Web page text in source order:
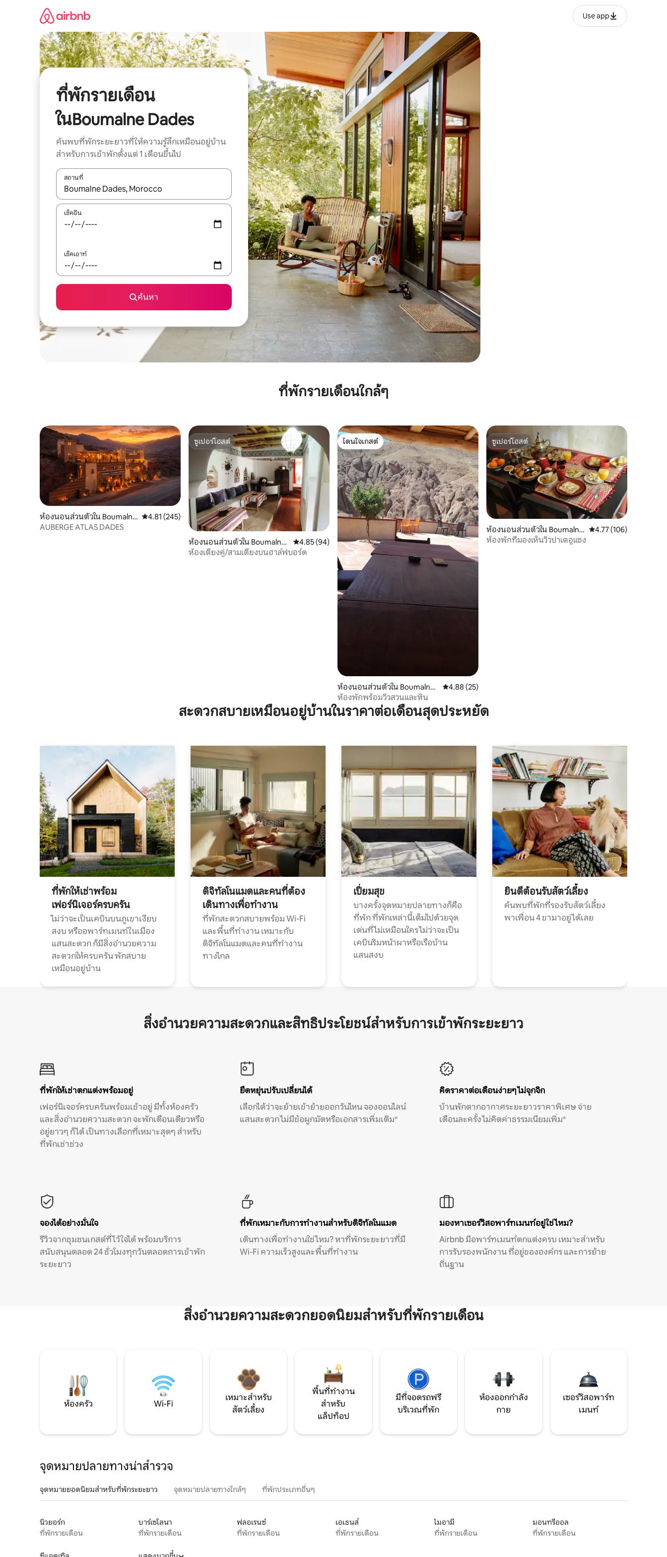
Use app
ที่พักรายเดือน
ในBoumalne Dades
ค้นพบที่พักระยะยาวที่ให้ความรู้สึกเหมือนอยู่บ้าน
สำหรับการเข้าพักตั้งแต่ 1 เดือนขึ้นไป
สถานที่
ใช้ลูกศรขึ้นลง หรือใช้การสัมผัสหรือปัด เพื่อสำรวจผลการค้นหา
เช็คอิน
เช็คเอาท์
ค้นหา
ที่พักรายเดือนใกล้ๆ
ห้องนอนส่วนตัวใน Boumalne
Dades
คะแนนเฉลี่ย 4.81 จาก 5, 245 รีวิว
4.81 (245)
AUBERGE ATLAS DADES
ซูเปอร์โฮสต์
ซูเปอร์โฮสต์
ห้องนอนส่วนตัวใน Boumalne
Dades
คะแนนเฉลี่ย 4.85 จาก 5, 94 รีวิว
4.85 (94)
ห้องเตียงคู่/สามเตียงบนฮาล์ฟบอร์ด
โดนใจเกสต์
โดนใจเกสต์
ห้องนอนส่วนตัวใน Boumalne
Dades
คะแนนเฉลี่ย 4.88 จาก 5, 25 รีวิว
4.88 (25)
ห้องพักพร้อมวิวสวนและหิน
ซูเปอร์โฮสต์
ซูเปอร์โฮสต์
ห้องนอนส่วนตัวใน Boumalne
Dades
คะแนนเฉลี่ย 4.77 จาก
4.77 (106)
ห้องพักที่มองเห็นวิวปาเตอูแซง
สะดวกสบายเหมือนอยู่บ้านในราคาต่อเดือนสุดประหยัด
ที่พักให้เช่าพร้อม
เฟอร์นิเจอร์ครบครัน
ไม่ว่าจะเป็นเคบินบนภูเขาเงียบ
สงบ หรืออพาร์ทเมนท์ในเมือง
แสนสะดวก ก็มีสิ่งอำนวยความ
สะดวกให้ครบครัน พักสบาย
เหมือนอยู่บ้าน
ดิจิทัลโนแมดและคนที่ต้อง
เดินทางเพื่อทำงาน
ที่พักสะดวกสบายพร้อม Wi-Fi
และพื้นที่ทำงาน เหมาะกับ
ดิจิทัลโนแมดและคนที่ทำงาน
ทางไกล
เปี่ยมสุข
บางครั้งจุดหมายปลายทางก็คือ
ที่พัก ที่พักเหล่านี้เต็มไปด้วยจุด
เด่นที่ไม่เหมือนใคร ไม่ว่าจะเป็น
เคบินริมหน้าผาหรือเรือบ้าน
แสนสงบ
ยินดีต้อนรับสัตว์เลี้ยง
ค้นพบที่พักที่รองรับสัตว์เลี้ยง
พาเพื่อน 4 ขามาอยู่ได้เลย
สิ่งอำนวยความสะดวกและสิทธิประโยชน์สำหรับการเข้าพักระยะยาว
ที่พักให้เช่าตกแต่งพร้อมอยู่
เฟอร์นิเจอร์ครบครันพร้อมเข้าอยู่ มีทั้งห้องครัว
และสิ่งอำนวยความสะดวก จะพักเดือนเดียวหรือ
อยู่ยาวๆ ก็ได้ เป็นทางเลือกที่เหมาะสุดๆ สำหรับ
ที่พักเช่าช่วง
ยืดหยุ่นปรับเปลี่ยนได้
เลือกได้ว่าจะย้ายเข้าย้ายออกวันไหน จองออนไลน์
แสนสะดวก ไม่มีข้อผูกมัดหรือเอกสารเพิ่มเติม*
คิดราคาต่อเดือนง่ายๆ ไม่จุกจิก
บ้านพักตากอากาศระยะยาวราคาพิเศษ จ่าย
เดือนละครั้ง ไม่คิดค่าธรรมเนียมเพิ่ม*
จองได้อย่างมั่นใจ
รีวิวจากชุมชนเกสต์ที่ไว้ใจได้ พร้อมบริการ
สนับสนุนตลอด 24 ชั่วโมงทุกวันตลอดการเข้าพัก
ระยะยาว
ที่พักเหมาะกับการทำงานสำหรับดิจิทัลโนแมด
เดินทางเพื่อทำงานใช่ไหม? หาที่พักระยะยาวที่มี
Wi-Fi ความเร็วสูงและพื้นที่ทำงาน
มองหาเซอร์วิสอพาร์ทเมนท์อยู่ใช่ไหม?
Airbnb มีอพาร์ทเมนท์ตกแต่งครบ เหมาะสำหรับ
การรับรองพนักงาน ที่อยู่ขององค์กร และการย้าย
ถิ่นฐาน
สิ่งอำนวยความสะดวกยอดนิยมสำหรับที่พักรายเดือน
ห้องครัว Wi-Fi
เหมาะสำหรับ
สัตว์เลี้ยง
พื้นที่ทำงาน
สำหรับ
แล็ปท็อป
มีที่จอดรถฟรี
บริเวณที่พัก
ห้องออกกำลัง
กาย
เซอร์วิสอพาร์ท
เมนท์
จุดหมายปลายทางน่าสำรวจ
จุดหมายยอดนิยมสำหรับที่พักระยะยาว จุดหมายปลายทางใกล้ๆ ที่พักประเภทอื่นๆ
นิวยอร์ก
ที่พักรายเดือน
บาร์เซโลนา
ที่พักรายเดือน
ฟลอเรนซ์
ที่พักรายเดือน
เอเธนส์
ที่พักรายเดือน
ไมอามี
ที่พักรายเดือน
มอนทรีออล
ที่พักรายเดือน